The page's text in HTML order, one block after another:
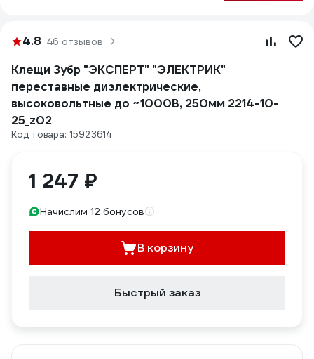
4.8 46 отзывов
Клещи Зубр "ЭКСПЕРТ" "ЭЛЕКТРИК"
переставные диэлектрические,
высоковольтные до ~1000В, 250мм 2214-10-
25_z02
Код товара: 15923614
1 247 ₽
Начислим 12 бонусов
В корзину
Быстрый заказ